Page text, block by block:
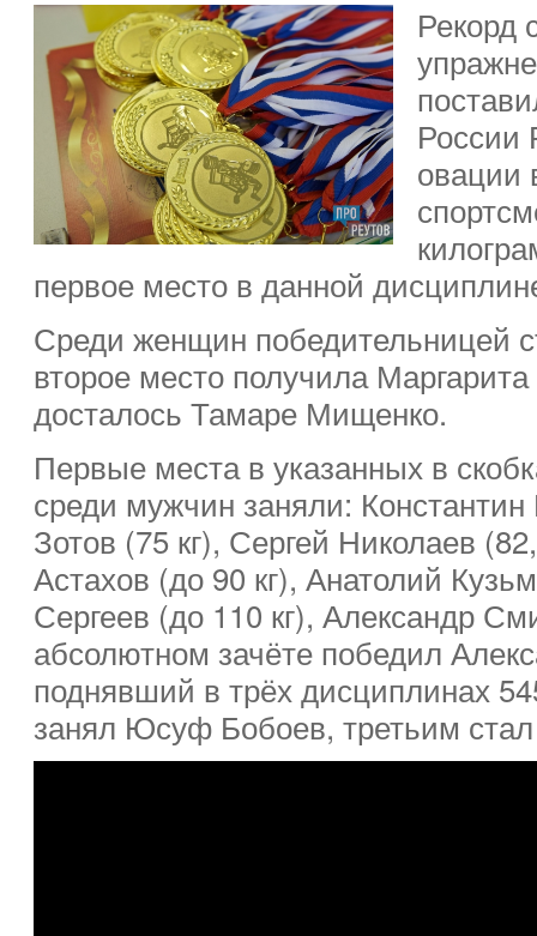
Рекорд
России
овации
первое место в данной
Среди женщин победительницей
второе место получила
досталось Тамаре Мищенко.
Первые места в указанных в
среди мужчин заняли:
Зотов (75 кг), Сергей Николаев
Астахов (до 90 кг), Анатолий
Сергеев (до 110 кг), Александр
абсолютном зачёте победил
поднявший в трёх дисциплинах
занял Юсуф Бобоев, третьим